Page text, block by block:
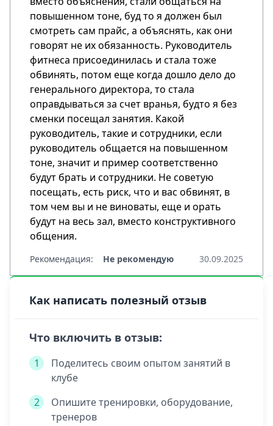
повышенном тоне, буд то я должен был
смотреть сам прайс, а объяснять, как они
говорят не их обязанность. Руководитель
фитнеса присоединилась и стала тоже
обвинять, потом еще когда дошло дело до
генерального директора, то стала
оправдываться за счет вранья, будто я без
сменки посещал занятия. Какой
руководитель, такие и сотрудники, если
руководитель общается на повышенном
тоне, значит и пример соответственно
будут брать и сотрудники. Не советую
посещать, есть риск, что и вас обвинят, в
том чем вы и не виноваты, еще и орать
будут на весь зал, вместо конструктивного
общения.
Рекомендация: Не рекомендую 30.09.2025
Как написать полезный отзыв
Что включить в отзыв:
1
Поделитесь своим опытом занятий в
клубе
2
Опишите тренировки, оборудование,
тренеров